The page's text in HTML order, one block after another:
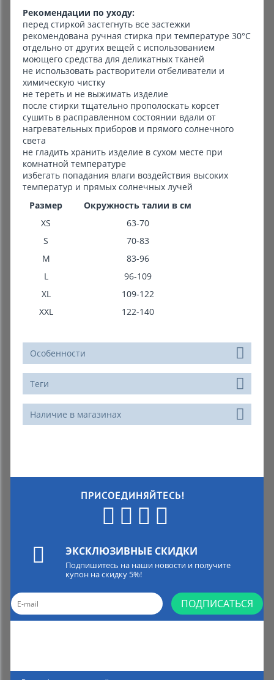
Рекомендации по уходу:
перед стиркой застегнуть все застежки
рекомендована ручная стирка при температуре 30°C
отдельно от других вещей с использованием
моющего средства для деликатных тканей
не использовать растворители отбеливатели и
химическую чистку
не тереть и не выжимать изделие
после стирки тщательно прополоскать корсет
сушить в расправленном состоянии вдали от
нагревательных приборов и прямого солнечного
света
не гладить хранить изделие в сухом месте при
комнатной температуре
избегать попадания влаги воздействия высоких
температур и прямых солнечных лучей
Размер
Окружность талии в см
XS
63-70
S
70-83
M
83-96
L
96-109
XL
109-122
XXL
122-140
Особенности
Теги
Наличие в магазинах
ПРИСОЕДИНЯЙТЕСЬ!
ЭКСКЛЮЗИВНЫЕ СКИДКИ
Подпишитесь на наши новости и получите
купон на скидку 5%!
ПОДПИСАТЬСЯ